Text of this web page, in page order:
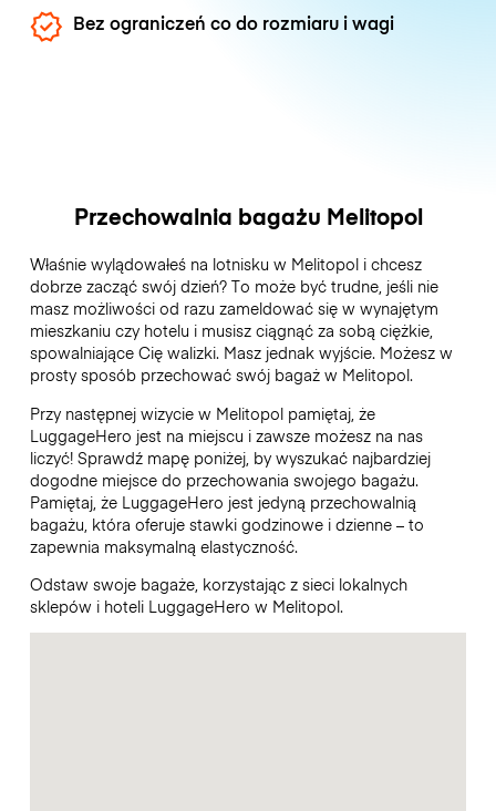
Bez ograniczeń co do rozmiaru i wagi
Przechowalnia bagażu Melitopol
Właśnie wylądowałeś na lotnisku w Melitopol i chcesz
dobrze zacząć swój dzień? To może być trudne, jeśli nie
masz możliwości od razu zameldować się w wynajętym
mieszkaniu czy hotelu i musisz ciągnąć za sobą ciężkie,
spowalniające Cię walizki. Masz jednak wyjście. Możesz w
prosty sposób przechować swój bagaż w Melitopol.
Przy następnej wizycie w Melitopol pamiętaj, że
LuggageHero jest na miejscu i zawsze możesz na nas
liczyć! Sprawdź mapę poniżej, by wyszukać najbardziej
dogodne miejsce do przechowania swojego bagażu.
Pamiętaj, że LuggageHero jest jedyną przechowalnią
bagażu, która oferuje stawki godzinowe i dzienne – to
zapewnia maksymalną elastyczność.
Odstaw swoje bagaże, korzystając z sieci lokalnych
sklepów i hoteli LuggageHero w Melitopol.